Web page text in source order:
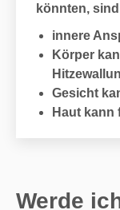
könnten,
innere
Körper
Gesicht
Haut kann
Werde